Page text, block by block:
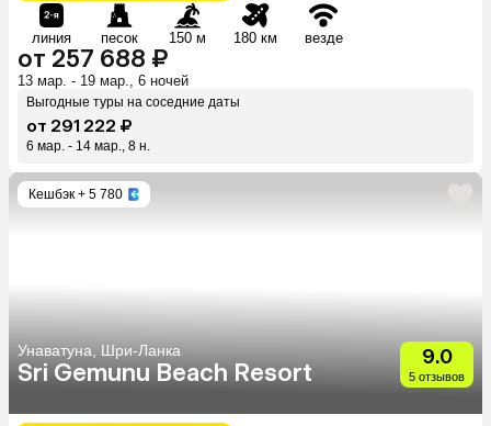
линия песок 150 м 180 км везде
от 257 688 ₽
13 мар. - 19 мар., 6 ночей
Выгодные туры на соседние даты
от 291 222 ₽
6 мар. - 14 мар., 8 н.
Кешбэк + 5 780
Унаватуна, Шри-Ланка
Sri Gemunu Beach Resort
9.0
5 отзывов